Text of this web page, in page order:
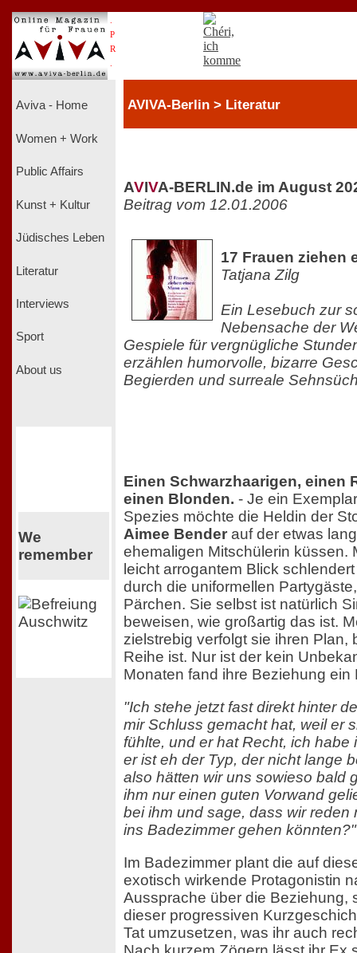
P
R
Aviva - Home
Women + Work
Public Affairs
Kunst + Kultur
Jüdisches Leben
Literatur
Interviews
Sport
About us
We
remember
AVIVA-Berlin > Literatur
AVIVA-BERLIN.de im August
Beitrag vom 12.01.2006
17 Frauen ziehen
Tatjana Zilg
Ein Lesebuch zur
Nebensache der
Gespiele für vergnügliche
erzählen humorvolle, bizarre
Begierden und surreale
Einen Schwarzhaarigen, einen
einen Blonden. - Je ein
Spezies möchte die Heldin der
Aimee Bender auf der etwas
ehemaligen Mitschülerin küssen.
leicht arrogantem Blick
durch die uniformellen
Pärchen. Sie selbst ist natürlich
beweisen, wie großartig das ist.
zielstrebig verfolgt sie ihren Plan,
Reihe ist. Nur ist der kein
Monaten fand ihre Beziehung ein
"Ich stehe jetzt fast direkt hinter
mir Schluss gemacht hat, weil er
fühlte, und er hat Recht, ich habe
er ist eh der Typ, der nicht lange
also hätten wir uns sowieso bald
ihm nur einen guten Vorwand
bei ihm und sage, dass wir reden
ins Badezimmer gehen könnten?"
Im Badezimmer plant die auf
exotisch wirkende Protagonistin
Aussprache über die Beziehung,
dieser progressiven
Tat umzusetzen, was ihr auch